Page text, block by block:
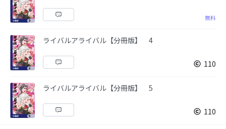
無料
ライバルアライバル【分冊版】 4
110
ライバルアライバル【分冊版】 5
110